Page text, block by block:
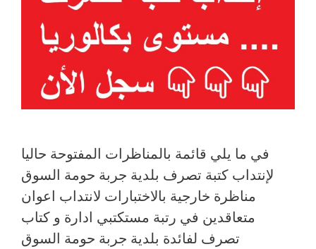
في ما يلي قائمة بالمناظرات المفتوحة حاليا
لإنتداب كتبة تصرف بلدية جربة حومة السوق
مناظرة خارجية بالاختبارات لانتداب اعوان
متعاقدين في رتبة مستكتبي ادارة و كتاب